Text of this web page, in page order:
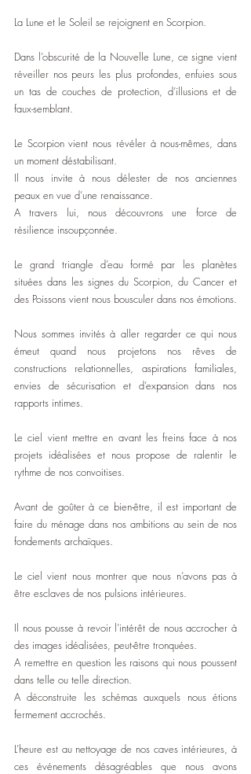
La Lune et le Soleil se rejoignent en Scorpion.
Dans l’obscurité de la Nouvelle Lune, ce signe vient
réveiller nos peurs les plus profondes, enfuies sous
un tas de couches de protection, d’illusions et de
faux-semblant.
Le Scorpion vient nous révéler à nous-mêmes, dans
un moment déstabilisant.
Il nous invite à nous délester de nos anciennes
peaux en vue d’une renaissance.
A travers lui, nous découvrons une force de
résilience insoupçonnée.
Le grand triangle d’eau formé par les planètes
situées dans les signes du Scorpion, du Cancer et
des Poissons vient nous bousculer dans nos émotions.
Nous sommes invités à aller regarder ce qui nous
émeut quand nous projetons nos rêves de
constructions relationnelles, aspirations familiales,
envies de sécurisation et d’expansion dans nos
rapports intimes.
Le ciel vient mettre en avant les freins face à nos
projets idéalisées et nous propose de ralentir le
rythme de nos convoitises.
Avant de goûter à ce bien-être, il est important de
faire du ménage dans nos ambitions au sein de nos
fondements archaïques.
Le ciel vient nous montrer que nous n’avons pas à
être esclaves de nos pulsions intérieures.
Il nous pousse à revoir l’intérêt de nous accrocher à
des images idéalisées, peut-être tronquées.
A remettre en question les raisons qui nous poussent
dans telle ou telle direction.
A déconstruite les schémas auxquels nous étions
fermement accrochés.
L’heure est au nettoyage de nos caves intérieures, à
ces événements désagréables que nous avons